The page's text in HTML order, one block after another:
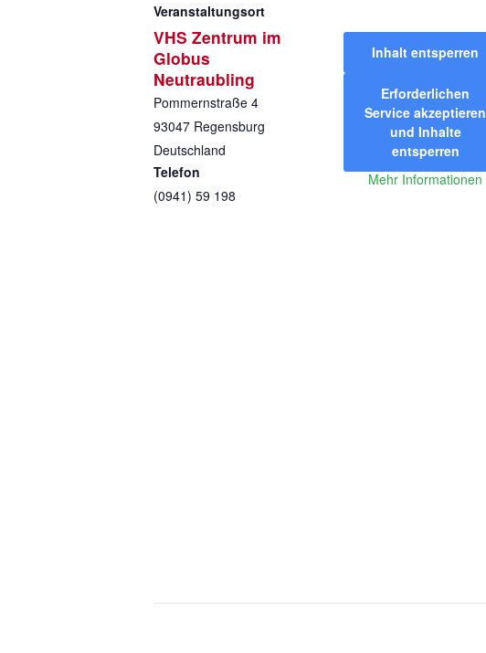
Veranstaltungsort
VHS Zentrum im
Globus
Neutraubling
Pommernstraße 4
93047 Regensburg
Deutschland
Telefon
(0941) 59 198
Inhalt entsperren
Erforderlichen
Service akzeptieren
und Inhalte
entsperren
Mehr Informationen